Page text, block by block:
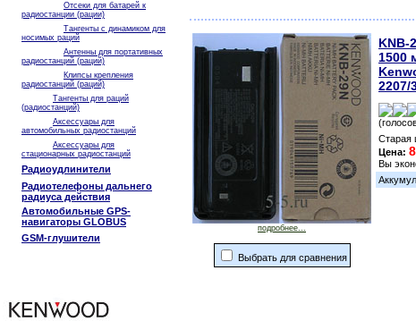
Отсеки для батарей к
радиостанции (рации)
Тангенты с динамиком для
носимых раций
Антенны для портативных
радиостанций (раций)
Клипсы крепления
радиостанций (раций)
Тангенты для раций
(радиостанций)
Аксессуары для
автомобильных радиостанций
Аксессуары для
стационарных радиостанций
Радиоудлинители
Радиотелефоны дальнего
радиуса действия
Автомобильные GPS-
навигаторы GLOBUS
GSM-глушители
подробнее...
Выбрать для сравнения
KNB-
1500
2207/
Старая
Цена:
Вы